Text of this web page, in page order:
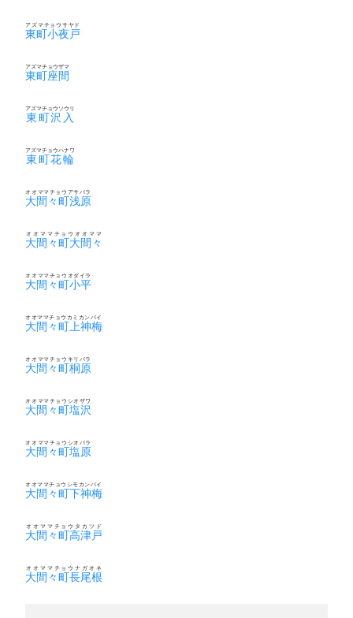
東町小夜戸
アズマチョウサヤド
東町座間
アズマチョウザマ
東町沢入
アズマチョウソウリ
東町花輪
アズマチョウハナワ
大間々町浅原
オオママチョウアサバラ
大間々町大間々
オオママチョウオオママ
大間々町小平
オオママチョウオダイラ
大間々町上神梅
オオママチョウカミカンバイ
大間々町桐原
オオママチョウキリバラ
大間々町塩沢
オオママチョウシオザワ
大間々町塩原
オオママチョウシオバラ
大間々町下神梅
オオママチョウシモカンバイ
大間々町高津戸
オオママチョウタカツド
大間々町長尾根
オオママチョウナガオネ